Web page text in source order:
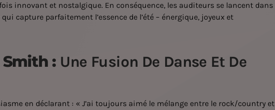
innovant et nostalgique. En conséquence, les auditeurs se lancent dans
capture parfaitement l’essence de l’été – énergique, joyeux et
: Une Fusion De Danse Et De
en déclarant : « J’ai toujours aimé le mélange entre le rock/country et